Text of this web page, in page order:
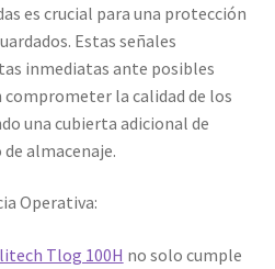
es crucial para una protección
Estas señales
inmediatas ante posibles
la calidad de los
una cubierta adicional de
almacenaje.
Operativa:
Tlog 100H no solo cumple